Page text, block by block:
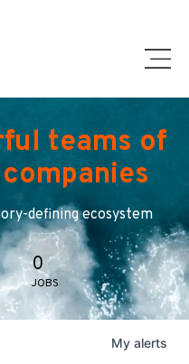
teams of
defining ecosystem
0
JOBS
My alerts